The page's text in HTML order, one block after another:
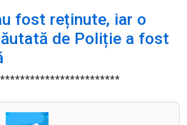
fost reținute, iar o
de Poliție a fost